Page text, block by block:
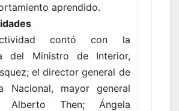
aprendido.
contó con la
del Ministro de Interior,
el director general de
Nacional, mayor general
Alberto Then; Ángela